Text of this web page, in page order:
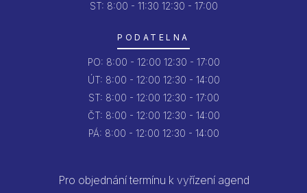
ST: 8:00 - 11:30 12:30 - 17:00
PODATELNA
PO: 8:00 - 12:00 12:30 - 17:00
ÚT: 8:00 - 12:00 12:30 - 14:00
ST: 8:00 - 12:00 12:30 - 17:00
ČT: 8:00 - 12:00 12:30 - 14:00
PÁ: 8:00 - 12:00 12:30 - 14:00
Pro objednání termínu k vyřízení agend